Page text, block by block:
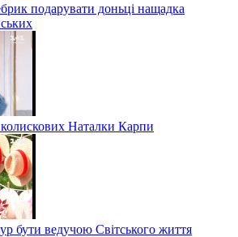
подарувати доньці нащадка
Наталки Карпи
бути ведучою Світського життя